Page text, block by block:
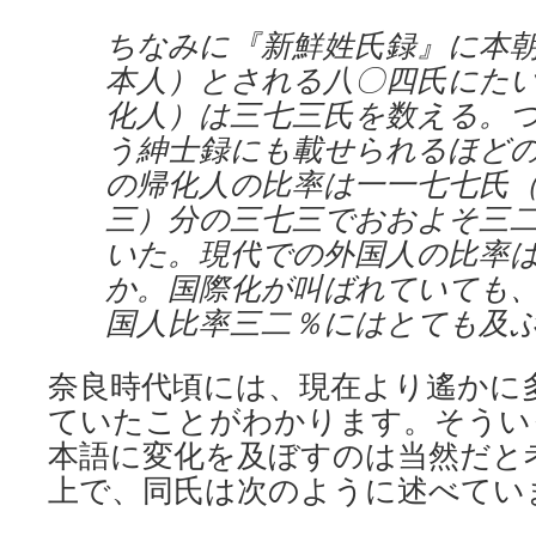
ちなみに『新鮮姓氏録』に本
本人）とされる八〇四氏にた
化人）は三七三氏を数える。
う紳士録にも載せられるほど
の帰化人の比率は一一七七氏
三）分の三七三でおおよそ三
いた。現代での外国人の比率
か。国際化が叫ばれていても
国人比率三二％にはとても及
奈良時代頃には、現在より遙かに
ていたことがわかります。そう
本語に変化を及ぼすのは当然だ
上で、同氏は次のように述べて